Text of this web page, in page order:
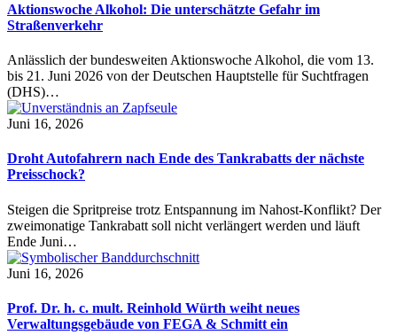
Aktionswoche Alkohol: Die unterschätzte Gefahr im
Straßenverkehr
Anlässlich der bundesweiten Aktionswoche Alkohol, die vom 13.
bis 21. Juni 2026 von der Deutschen Hauptstelle für Suchtfragen
(DHS)…
Juni 16, 2026
Droht Autofahrern nach Ende des Tankrabatts der nächste
Preisschock?
Steigen die Spritpreise trotz Entspannung im Nahost-Konflikt? Der
zweimonatige Tankrabatt soll nicht verlängert werden und läuft
Ende Juni…
Juni 16, 2026
Prof. Dr. h. c. mult. Reinhold Würth weiht neues
Verwaltungsgebäude von FEGA & Schmitt ein